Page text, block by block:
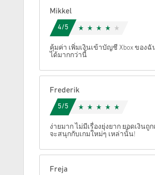
ยกเลิก
Mikkel
4/5
คุ้มค่า เพิ่มเงินเข้าบัญชี Xbox ของ
ได้มากกว่านี้
Frederik
5/5
ง่ายมาก ไม่มีเรื่องยุ่งยาก ยอดเงิน
จะสนุกกับเกมใหม่ๆ เหล่านั้น!
Freja